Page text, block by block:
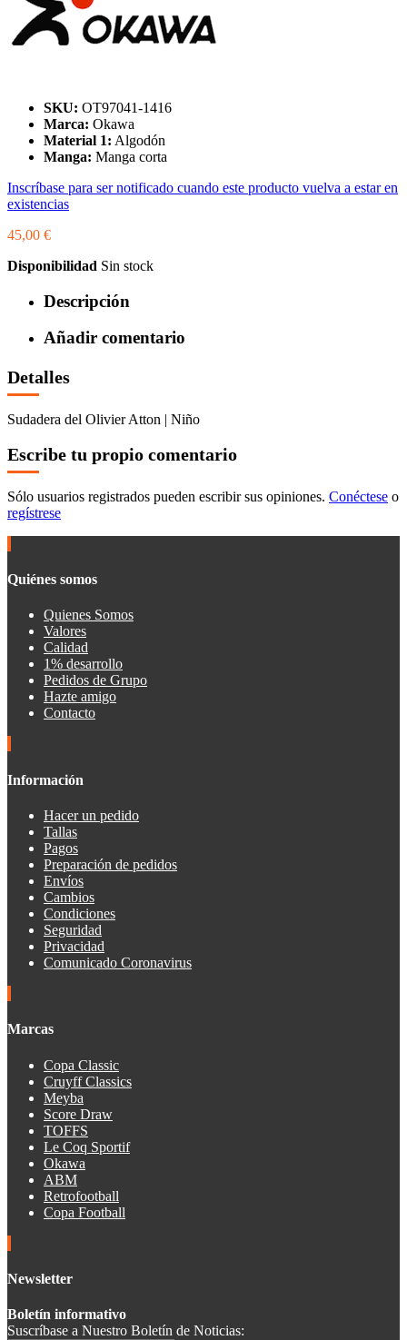
SKU: OT97041-1416
Marca: Okawa
Material 1: Algodón
Manga: Manga corta
Inscríbase para ser notificado cuando este producto vuelva a estar en
existencias
45,00 €
Disponibilidad Sin stock
Descripción
Añadir comentario
Detalles
Sudadera del Olivier Atton | Niño
Escribe tu propio comentario
Sólo usuarios registrados pueden escribir sus opiniones. Conéctese o
regístrese
Quiénes somos
Quienes Somos
Valores
Calidad
1% desarrollo
Pedidos de Grupo
Hazte amigo
Contacto
Información
Hacer un pedido
Tallas
Pagos
Preparación de pedidos
Envíos
Cambios
Condiciones
Seguridad
Privacidad
Comunicado Coronavirus
Marcas
Copa Classic
Cruyff Classics
Meyba
Score Draw
TOFFS
Le Coq Sportif
Okawa
ABM
Retrofootball
Copa Football
Newsletter
Boletín informativo
Suscríbase a Nuestro Boletín de Noticias: